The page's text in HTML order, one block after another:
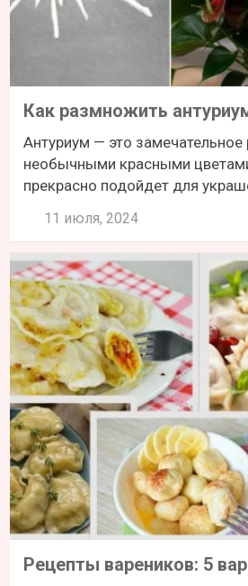
Как размножить
Антуриум — это замечательное
необычными красными
прекрасно подойдет для
11 июля, 2024
Рецепты вареников: 5